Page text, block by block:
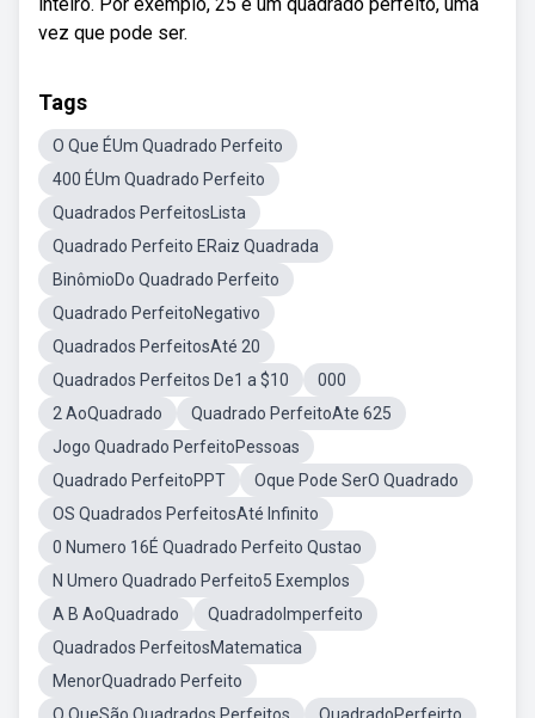
vez que pode ser.
Tags
O Que ÉUm Quadrado Perfeito
400 ÉUm Quadrado Perfeito
Quadrados PerfeitosLista
Quadrado Perfeito ERaiz Quadrada
BinômioDo Quadrado Perfeito
Quadrado PerfeitoNegativo
Quadrados PerfeitosAté 20
Quadrados Perfeitos De1 a $10
000
2 AoQuadrado
Quadrado PerfeitoAte 625
Jogo Quadrado PerfeitoPessoas
Quadrado PerfeitoPPT
Oque Pode SerO Quadrado
OS Quadrados PerfeitosAté Infinito
0 Numero 16É Quadrado Perfeito Qustao
N Umero Quadrado Perfeito5 Exemplos
A B AoQuadrado
QuadradoImperfeito
Quadrados PerfeitosMatematica
MenorQuadrado Perfeito